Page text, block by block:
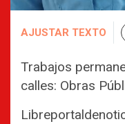
AJUSTAR TEXTO
Trabajos
calles: Obras